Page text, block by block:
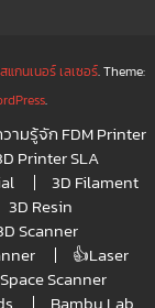
กนเนอร์ เลเซอร์. Theme:
.
ามรู้จัก FDM Printer
Printer SLA
3D Filament
3D Resin
Scanner
👍Laser
Scanner